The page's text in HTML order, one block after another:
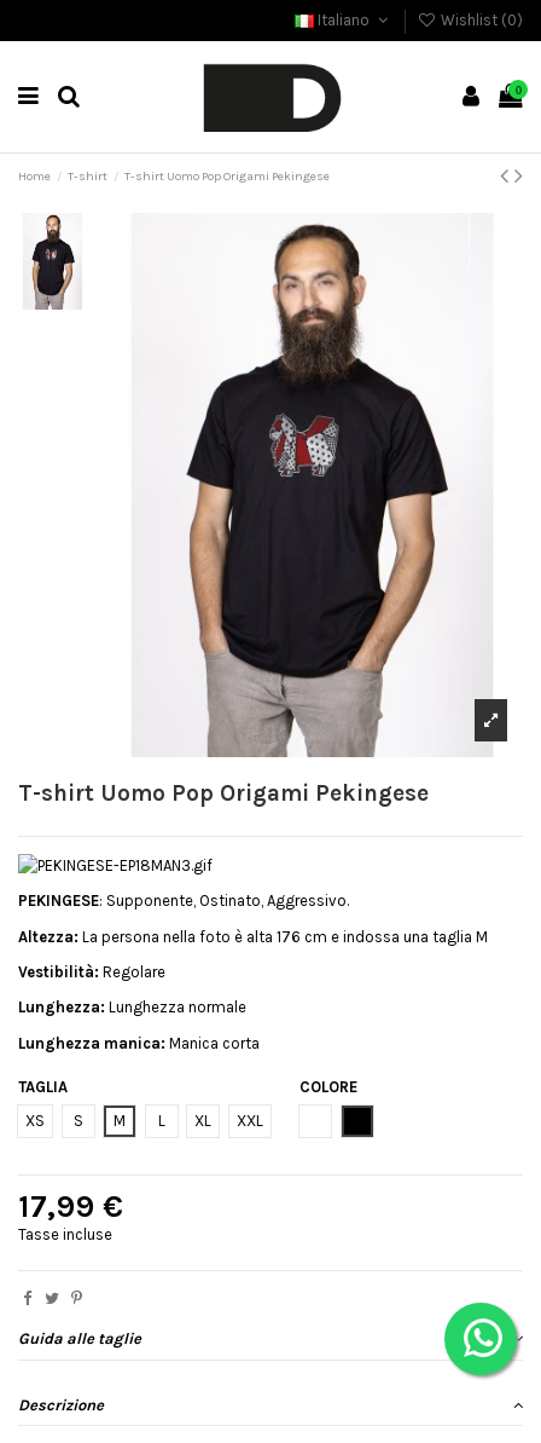
Italiano Wishlist (0)
0
Home T-shirt T-shirt Uomo Pop Origami Pekingese
T-shirt Uomo Pop Origami Pekingese
PEKINGESE: Supponente, Ostinato, Aggressivo.
Altezza: La persona nella foto è alta 176 cm e indossa una taglia M
Vestibilità: Regolare
Lunghezza: Lunghezza normale
Lunghezza manica: Manica corta
TAGLIA
XS
S M L XL XXL
COLORE
17,99 €
Tasse incluse
Guida alle taglie
Descrizione